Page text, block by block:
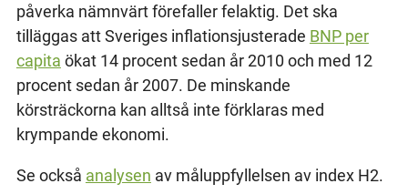
påverka nämnvärt förefaller felaktig. Det ska
tilläggas att Sveriges inflationsjusterade BNP per
capita ökat 14 procent sedan år 2010 och med 12
procent sedan år 2007. De minskande
körsträckorna kan alltså inte förklaras med
krympande ekonomi.
Se också analysen av måluppfyllelsen av index H2.